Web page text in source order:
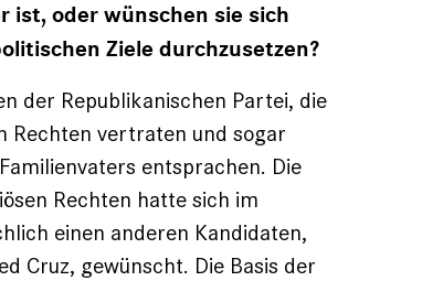
ist, oder wünschen sie sich
Ziele durchzusetzen?
der Republikanischen Partei, die
Rechten vertraten und sogar
entsprachen. Die
Rechten hatte sich im
einen anderen Kandidaten,
Cruz, gewünscht. Die Basis der